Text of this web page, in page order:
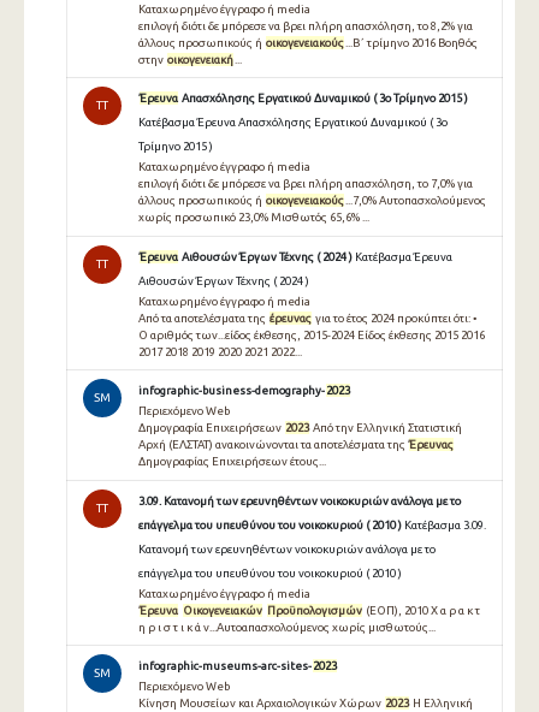
Καταχωρημένο έγγραφο ή media
επιλογή διότι δε µπόρεσε να βρει πλήρη απασχόληση, το 8,2% για
άλλους προσωπικούς ή οικογενειακούς ...Β΄ τρίµηνο 2016 Βοηθός
στην οικογενειακή
TT
Έρευνα Απασχόλησης Εργατικού Δυναμικού ( 3ο Τρίμηνο 2015 )
Κατέβασμα Έρευνα Απασχόλησης Εργατικού Δυναμικού ( 3ο
Τρίμηνο 2015 )
Καταχωρημένο έγγραφο ή media
επιλογή διότι δε µπόρεσε να βρει πλήρη απασχόληση, το 7,0% για
άλλους προσωπικούς ή οικογενειακούς...7,0% Αυτοπασχολούµενος
χωρίς προσωπικό 23,0% Μισθωτός 65,6% ...
TT
Έρευνα Αιθουσών Έργων Τέχνης ( 2024 ) Κατέβασμα Έρευνα
Αιθουσών Έργων Τέχνης ( 2024 )
Καταχωρημένο έγγραφο ή media
Από τα αποτελέσματα της έρευνας για το έτος 2024 προκύπτει ότι: •
Ο αριθμός των...είδος έκθεσης, 2015-2024 Είδος έκθεσης 2015 2016
2017 2018 2019 2020 2021 2022...
SM
infographic-business-demography- 2023
Περιεχόμενο Web
Δημογραφία Επιχειρήσεων 2023Από την Ελληνική Στατιστική
Αρχή (ΕΛΣΤΑΤ) ανακοινώνονται τα αποτελέσματα της Έρευνας
Δημογραφίας Επιχειρήσεων έτους...
TT
3.09. Κατανομή των ερευνηθέντων νοικοκυριών ανάλογα με το
επάγγελμα του υπευθύνου του νοικοκυριού ( 2010 ) Κατέβασμα 3.09.
Κατανομή των ερευνηθέντων νοικοκυριών ανάλογα με το
επάγγελμα του υπευθύνου του νοικοκυριού ( 2010 )
Καταχωρημένο έγγραφο ή media
Έρευνα Οικογενειακών Προϋπολογισμών (ΕΟΠ), 2010 Χ α ρ α κ τ
η ρ ι σ τ ι κ ά ν...Αυτοαπασχολούμενος χωρίς μισθωτούς...
SM
infographic-museums-arc-sites- 2023
Περιεχόμενο Web
Κίνηση Μουσείων και Αρχαιολογικών Χώρων 2023Η Ελληνική